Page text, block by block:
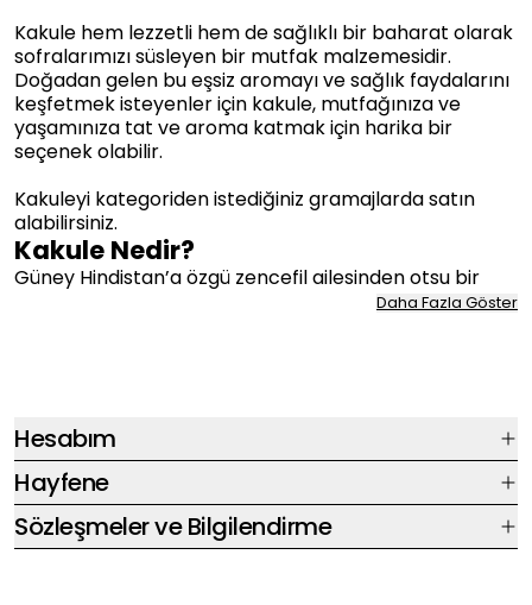
Kakule hem lezzetli hem de sağlıklı bir baharat olarak
sofralarımızı süsleyen bir mutfak malzemesidir.
Doğadan gelen bu eşsiz aromayı ve sağlık faydalarını
keşfetmek isteyenler için kakule, mutfağınıza ve
yaşamınıza tat ve aroma katmak için harika bir
seçenek olabilir.
Kakuleyi kategoriden istediğiniz gramajlarda satın
alabilirsiniz.
Kakule Nedir?
Güney Hindistan’a özgü zencefil ailesinden otsu bir
bitkidir kakule. Genellikle yeşil renkli olur. Kakule adı
yöntemlerle öğütülerek baharat formunu alır. Kakule
baharatı, genellikle ince toz formunda kullanılır ve
yemeklere, baharat karışımlarına, çaylara ve daha
birçok içeceğe aroma ve lezzet katmak için kullanılır.
Daha Fazla Göster
Hesabım
Hayfene
Sözleşmeler ve Bilgilendirme